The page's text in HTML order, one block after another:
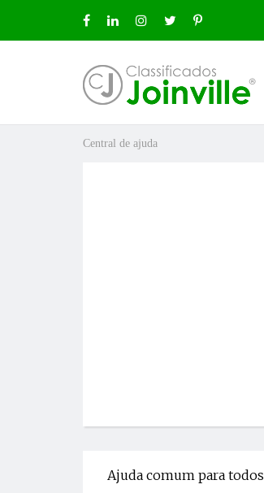
Central de ajuda
Ajuda comum para todos